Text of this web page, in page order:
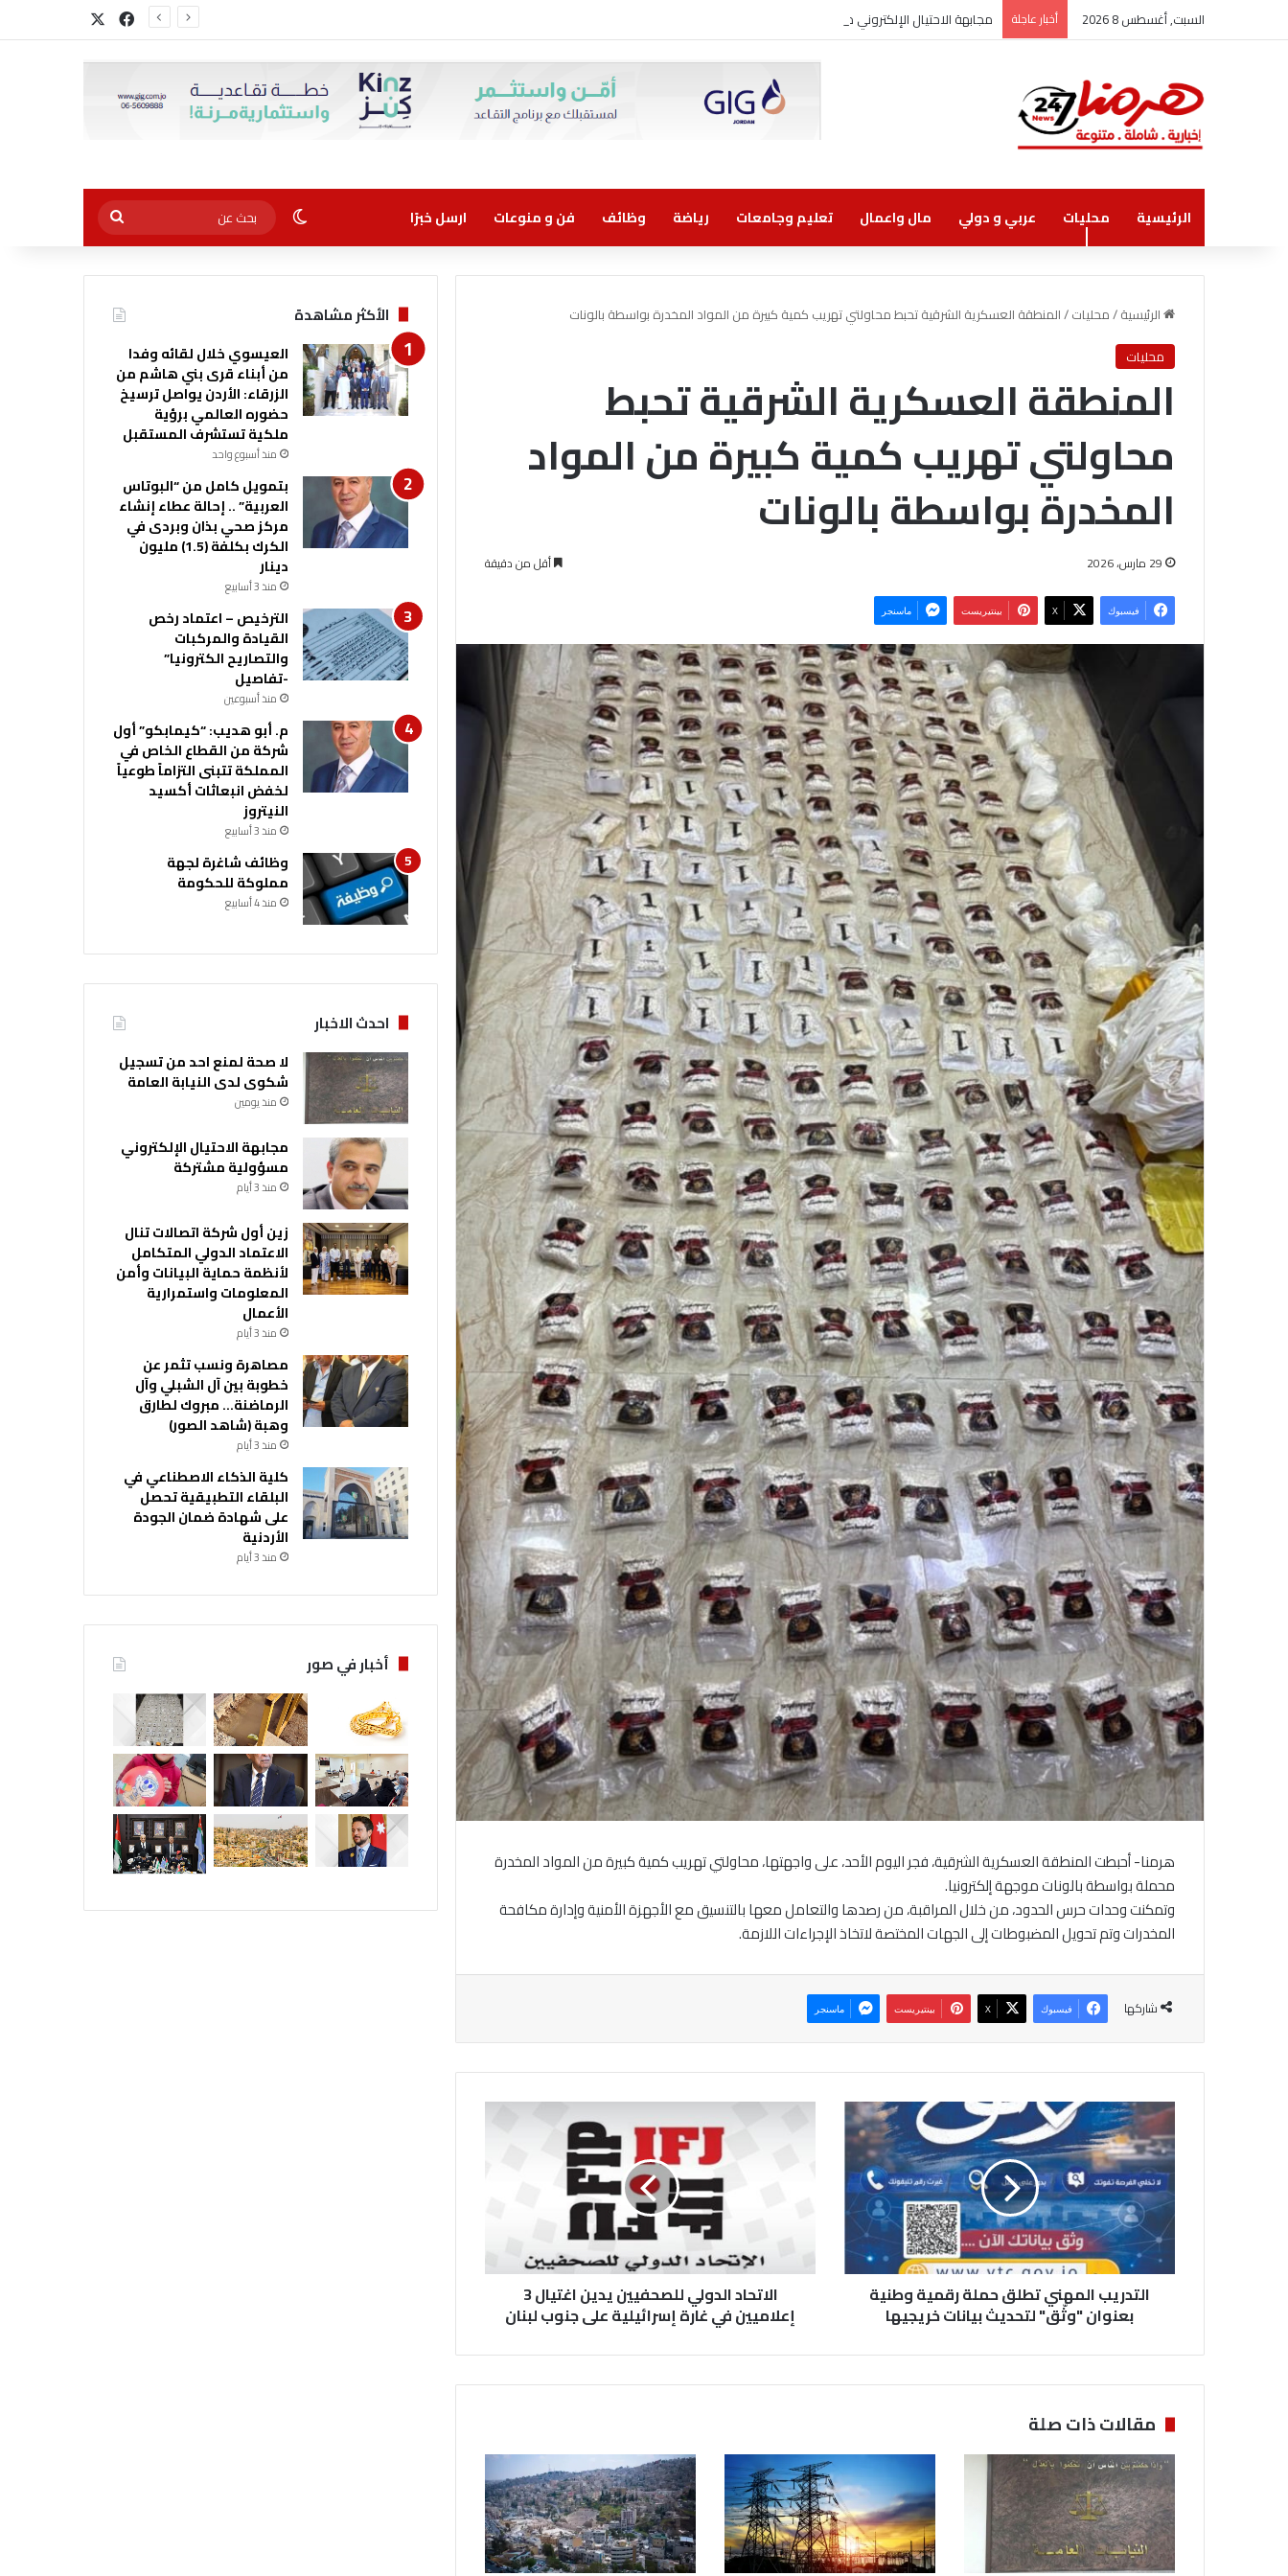
السبت, أغسطس 8 2026 أخبار عاجلة مجابهة الاحتيال الإلكتروني مسؤولية مشتركة فيسبوك
الرئيسية محليات عربي و دولي مال واعمال تعليم وجامعات رياضة وظائف فن و منوعات ارسل خبرًا الوضع المظلم
بحث
عن
الرئيسية/محليات/المنطقة العسكرية الشرقية تحبط محاولتي تهريب كمية كبيرة من المواد المخدرة بواسطة بالونات
محليات
المنطقة العسكرية الشرقية تحبط
محاولتي تهريب كمية كبيرة من المواد
المخدرة بواسطة بالونات
29 مارس، 2026 أقل من دقيقة
فيسبوك ‫X بينتيريست ماسنجر
هرمنا- أحبطت المنطقة العسكرية الشرقية، فجر اليوم الأحد، على واجهتها، محاولتي تهريب كمية كبيرة من المواد المخدرة
محملة بواسطة بالونات موجهة إلكترونيا.
وتمكنت وحدات حرس الحدود، من خلال المراقبة، من رصدها والتعامل معها بالتنسيق مع الأجهزة الأمنية وإدارة مكافحة
المخدرات وتم تحويل المضبوطات إلى الجهات المختصة لاتخاذ الإجراءات اللازمة.
شاركها فيسبوك ‫X بينتيريست ماسنجر
ا
ل
ت
د
ر
ي
ب
ل
ي
ط
ل
ق
ح
ل
ة
ر
ق
التدريب المهني تطلق حملة رقمية وطنية
بعنوان "وثّق" لتحديث بيانات خريجيها
ل
ي
ل
ف
ي
ي
ن
ي
د
الاتحاد الدولي للصحفيين يدين اغتيال 3
إعلاميين في غارة إسرائيلية على جنوب لبنان
مقالات ذات صلة
الأكثر مشاهدة
العيسوي خلال لقائه وفدا
من أبناء قرى بني هاشم من
الزرقاء: الأردن يواصل ترسيخ
حضوره العالمي برؤية
ملكية تستشرف المستقبل
منذ أسبوع واحد
بتمويل كامل من “البوتاس
العربية” .. إحالة عطاء إنشاء
مركز صحي بذان وبردى في
الكرك بكلفة (1.5) مليون
دينار
منذ 3 أسابيع
الترخيص – اعتماد رخص
القيادة والمركبات
والتصاريح الكترونيا”
-تفاصيل
منذ أسبوعين
م. أبو هديب: “كيمابكو” أول
شركة من القطاع الخاص في
المملكة تتبنى التزاماً طوعياً
لخفض انبعاثات أكسيد
النيتروز
منذ 3 أسابيع
وظائف شاغرة لجهة
مملوكة للحكومة
منذ 4 أسابيع
احدث الاخبار
لا صحة لمنع احد من تسجيل
شكوى لدى النيابة العامة
منذ يومين
مجابهة الاحتيال الإلكتروني
مسؤولية مشتركة
منذ 3 أيام
زين أول شركة اتصالات تنال
الاعتماد الدولي المتكامل
لأنظمة حماية البيانات وأمن
المعلومات واستمرارية
الأعمال
منذ 3 أيام
مصاهرة ونسب تثمر عن
خطوبة بين آل الشبلي وآل
الرماضنة… مبروك لطارق
وهبة (شاهد الصور)
منذ 3 أيام
كلية الذكاء الاصطناعي في
البلقاء التطبيقية تحصل
على شهادة ضمان الجودة
الأردنية
منذ 3 أيام
أخبار في صور